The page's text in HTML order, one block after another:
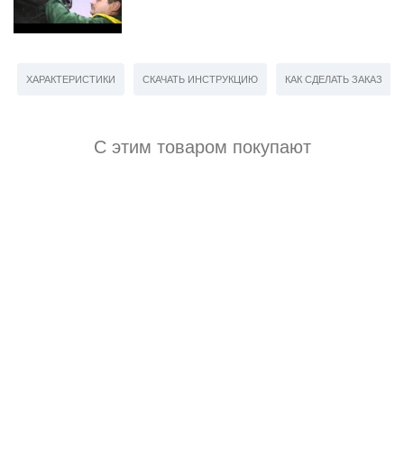
ХАРАКТЕРИСТИКИ СКАЧАТЬ ИНСТРУКЦИЮ КАК СДЕЛАТЬ ЗАКАЗ
С этим товаром покупают